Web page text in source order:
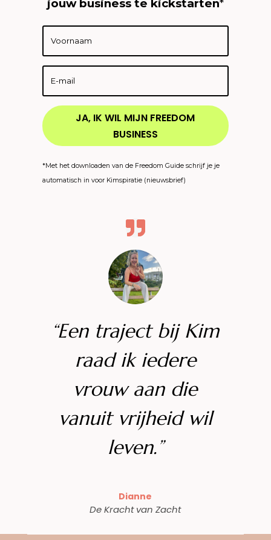
jouw business te kickstarten*
JA, IK WIL MIJN FREEDOM
BUSINESS
*Met het downloaden van de Freedom Guide schrijf je je
automatisch in voor Kimspiratie (nieuwsbrief)
“Een traject bij Kim
raad ik iedere
vrouw aan die
vanuit vrijheid wil
leven.”
Dianne
De Kracht van Zacht